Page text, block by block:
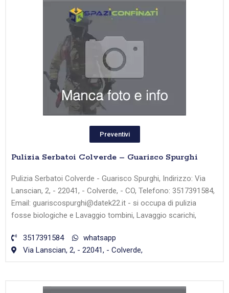
Preventivi
Pulizia Serbatoi Colverde – Guarisco Spurghi
Pulizia Serbatoi Colverde - Guarisco Spurghi, Indirizzo: Via
Lanscian, 2, - 22041, - Colverde, - CO, Telefono: 3517391584,
Email: guariscospurghi@datek22.it - si occupa di pulizia
fosse biologiche e Lavaggio tombini, Lavaggio scarichi,
3517391584
whatsapp
Via Lanscian, 2, - 22041, - Colverde,